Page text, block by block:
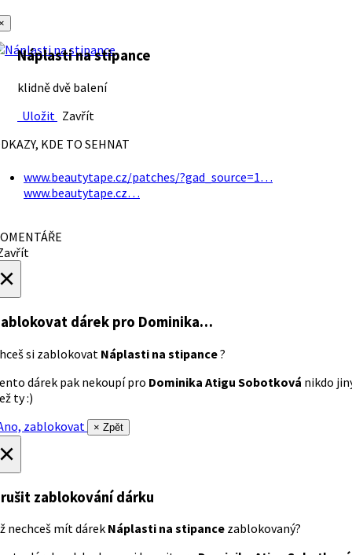
Náplasti na stipance
klidně dvě balení
Uložit Zavřít
KDE TO SEHNAT
www.beautytape.cz/patches/?gad_source=1…
www.beautytape.cz…
dárek pro Dominika…
si zablokovat Náplasti na stipance?
dárek pak nekoupí pro Dominika Atigu Sobotková nikdo
ty :)
zablokovat
× Zpět
zablokování dárku
nechceš mít dárek Náplasti na stipance zablokovaný?